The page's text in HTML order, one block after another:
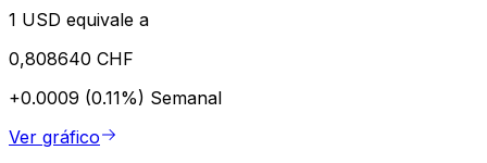
1 USD equivale a
0,808640 CHF
+0.0009 (0.11%) Semanal
Ver gráfico